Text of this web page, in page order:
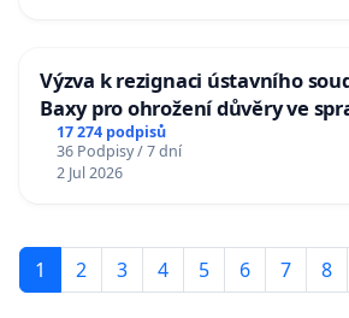
Výzva k rezignaci ústavního
Baxy pro ohrožení důvěry ve
17 274 podpisů
36 Podpisy / 7 dní
2 Jul 2026
1 2 3 4 5 6 7 8